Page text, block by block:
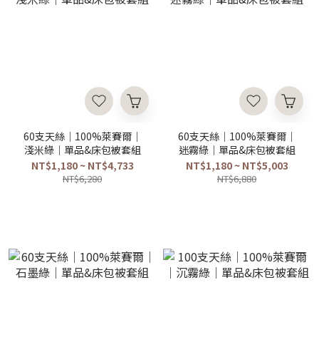
60支天絲｜100%萊賽爾｜
淺米綠｜單品&床包被套組
NT$1,180 ~ NT$4,733
NT$6,280
60支天絲｜100%萊賽爾｜
迷霧綠｜單品&床包被套組
NT$1,180 ~ NT$5,003
NT$6,880